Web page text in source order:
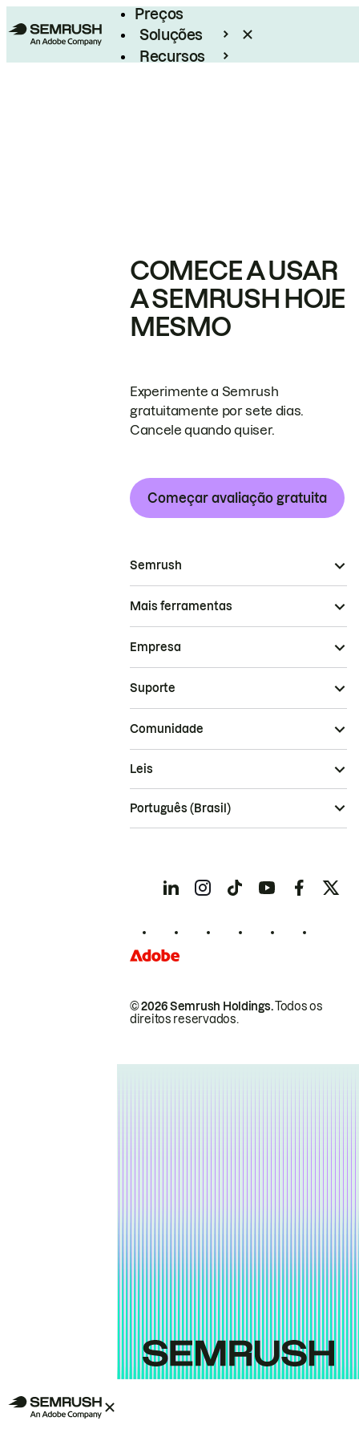
Preços
Soluções
Recursos
COMECE A USAR
A SEMRUSH HOJE
MESMO
Experimente a Semrush
gratuitamente por sete dias.
Cancele quando quiser.
Começar avaliação gratuita
Semrush
Mais ferramentas
Empresa
Suporte
Comunidade
© 2026 Semrush Holdings.Todos os
direitos reservados.
Leis
Português (Brasil)